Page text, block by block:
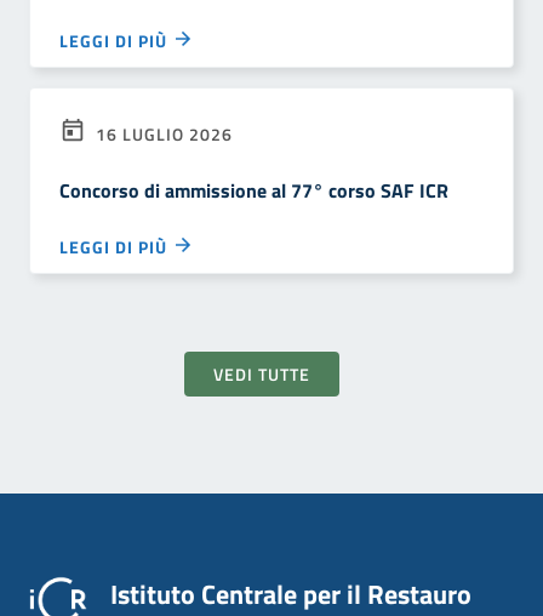
LEGGI DI PIÙ
16 LUGLIO 2026
Concorso di ammissione al 77° corso SAF ICR
LEGGI DI PIÙ
VEDI TUTTE
Istituto Centrale per il Restauro